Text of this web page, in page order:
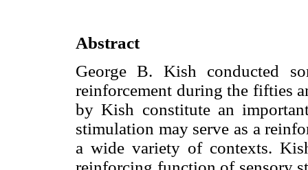
Abstract
George B. Kish conducted
reinforcement during the fifties
by Kish constitute an
stimulation may serve as a
a wide variety of contexts.